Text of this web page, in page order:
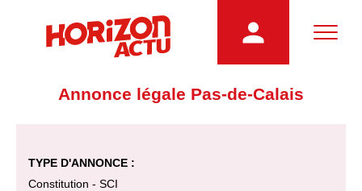
Annonce légale Pas-de-Calais
TYPE D'ANNONCE :
Constitution - SCI